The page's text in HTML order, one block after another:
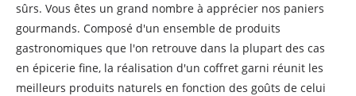
sûrs. Vous êtes un grand nombre à apprécier nos paniers
gourmands. Composé d'un ensemble de produits
gastronomiques que l'on retrouve dans la plupart des cas
en épicerie fine, la réalisation d'un coffret garni réunit les
meilleurs produits naturels en fonction des goûts de celui